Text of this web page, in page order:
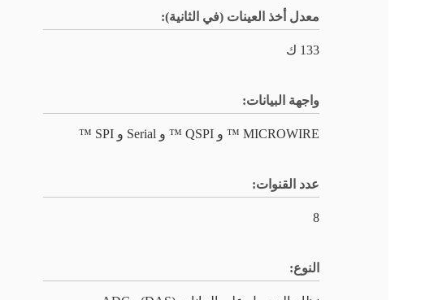
معدل أخذ العينات (في الثانية):
133 ك
واجهة البيانات:
MICROWIRE ™ و QSPI ™ و Serial و SPI ™
عدد القنوات:
8
النوع: